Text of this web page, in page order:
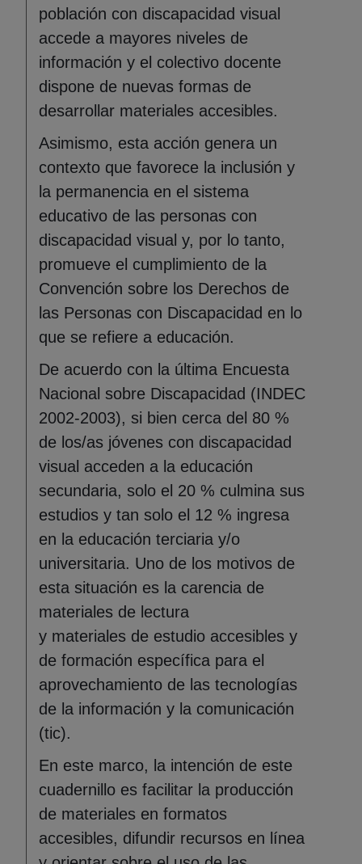
población con discapacidad visual
accede a mayores niveles de
información y el colectivo docente
dispone de nuevas formas de
desarrollar materiales accesibles.
Asimismo, esta acción genera un
contexto que favorece la inclusión y
la permanencia en el sistema
educativo de las personas con
discapacidad visual y, por lo tanto,
promueve el cumplimiento de la
Convención sobre los Derechos de
las Personas con Discapacidad en lo
que se refiere a educación.
De acuerdo con la última Encuesta
Nacional sobre Discapacidad (INDEC
2002-2003), si bien cerca del 80 %
de los/as jóvenes con discapacidad
visual acceden a la educación
secundaria, solo el 20 % culmina sus
estudios y tan solo el 12 % ingresa
en la educación terciaria y/o
universitaria. Uno de los motivos de
esta situación es la carencia de
materiales de lectura
y materiales de estudio accesibles y
de formación específica para el
aprovechamiento de las tecnologías
de la información y la comunicación
(tic).
En este marco, la intención de este
cuadernillo es facilitar la producción
de materiales en formatos
accesibles, difundir recursos en línea